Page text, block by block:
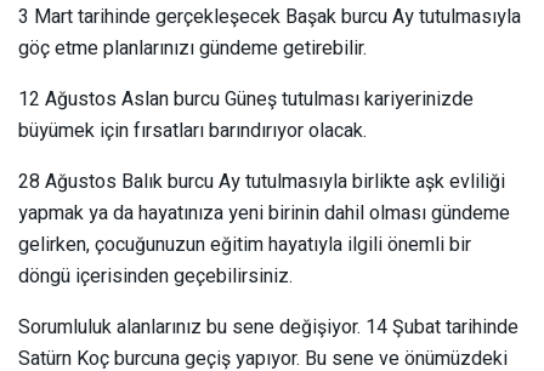
3 Mart tarihinde gerçekleşecek Başak burcu Ay tutulmasıyla
göç etme planlarınızı gündeme getirebilir.
12 Ağustos Aslan burcu Güneş tutulması kariyerinizde
büyümek için fırsatları barındırıyor olacak.
28 Ağustos Balık burcu Ay tutulmasıyla birlikte aşk evliliği
yapmak ya da hayatınıza yeni birinin dahil olması gündeme
gelirken, çocuğunuzun eğitim hayatıyla ilgili önemli bir
döngü içerisinden geçebilirsiniz.
Sorumluluk alanlarınız bu sene değişiyor. 14 Şubat tarihinde
Satürn Koç burcuna geçiş yapıyor. Bu sene ve önümüzdeki